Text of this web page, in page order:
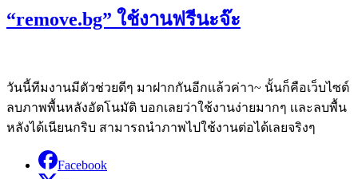
“remove.bg” ใช้งานฟรีนะจ๊ะ
วันนี้ทีมงานมีตัวช่วยดีๆ มาฝากกันอีกเเล้วค่าา~ นั้นก็คือเว็บไซต์
ลบภาพพื้นหลังอัตโนมัติ บอกเลยว่าใช้งานง่ายมากๆ เเละลบพื้น
หลังได้เนียนกริบ สามารถนำภาพไปใช้งานต่อได้เลยจริงๆ
Facebook